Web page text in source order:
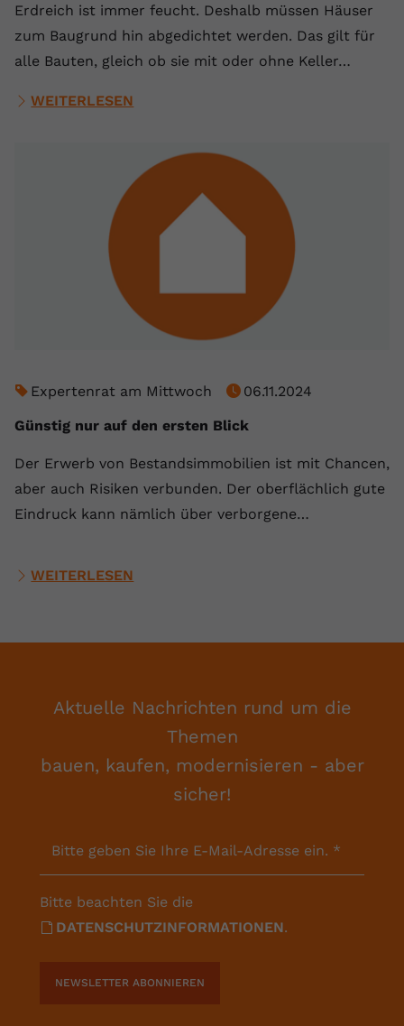
Erdreich ist immer feucht. Deshalb müssen Häuser
zum Baugrund hin abgedichtet werden. Das gilt für
alle Bauten, gleich ob sie mit oder ohne Keller…
WEITERLESEN
Expertenrat am Mittwoch
06.11.2024
Günstig nur auf den ersten Blick
Der Erwerb von Bestandsimmobilien ist mit Chancen,
aber auch Risiken verbunden. Der oberflächlich gute
Eindruck kann nämlich über verborgene…
WEITERLESEN
Aktuelle Nachrichten rund um die
Themen
bauen, kaufen, modernisieren - aber
sicher!
Bitte geben Sie Ihre E-Mail-Adresse ein. *
Bitte beachten Sie die
DATENSCHUTZINFORMATIONEN.
NEWSLETTER ABONNIEREN